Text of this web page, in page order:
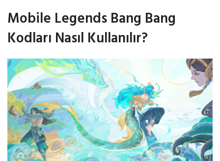
Mobile Legends Bang Bang
Kodları Nasıl Kullanılır?